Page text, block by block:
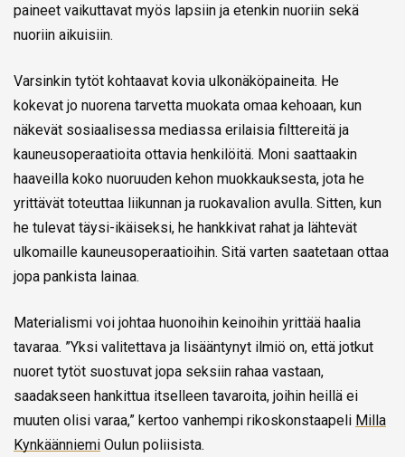
paineet vaikuttavat myös lapsiin ja etenkin nuoriin sekä
nuoriin aikuisiin.
Varsinkin tytöt kohtaavat kovia ulkonäköpaineita. He
kokevat jo nuorena tarvetta muokata omaa kehoaan, kun
näkevät sosiaalisessa mediassa erilaisia filttereitä ja
kauneusoperaatioita ottavia henkilöitä. Moni saattaakin
haaveilla koko nuoruuden kehon muokkauksesta, jota he
yrittävät toteuttaa liikunnan ja ruokavalion avulla. Sitten, kun
he tulevat täysi-ikäiseksi, he hankkivat rahat ja lähtevät
ulkomaille kauneusoperaatioihin. Sitä varten saatetaan ottaa
jopa pankista lainaa.
Materialismi voi johtaa huonoihin keinoihin yrittää haalia
tavaraa. ”Yksi valitettava ja lisääntynyt ilmiö on, että jotkut
nuoret tytöt suostuvat jopa seksiin rahaa vastaan,
saadakseen hankittua itselleen tavaroita, joihin heillä ei
muuten olisi varaa,” kertoo vanhempi rikoskonstaapeli Milla
Kynkäänniemi Oulun poliisista.